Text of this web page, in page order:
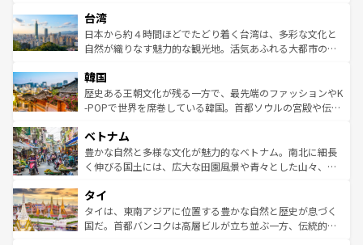
ならではの贅沢な旅のスタイルだ。 なお、新着のアメリカ
情報はコンテンツ一覧を参照してほしい。
れるおもてなしの心で訪れる人々を迎えてくれるハワイの
人々、おいしいローカルフードやハワイアンミュージッ
ク、伝統的なフラダンスなど、すべてがハワイの魅力を彩
ワイを、存分に味わってほしい。 なお、新着のハワイ情報
はコンテンツ一覧を参照してほしい。
リアリーフや大陸中央部にそびえるウルル（エアーズロッ
ク）、タスマニアの美しい原生林やケアンズの熱帯雨林な
ど、見どころがたくさん。また、カフェやワイン、オージ
いる。アクティビティも充実しており、サーフィンやダイ
ビング、ハイキングなど、アウトドア好きにはたまらな
い。オーストラリアの多彩な魅力を存分に味わいつくそ
参照してほしい。
台湾
日本から約４時間ほどでたどり着く台湾は、多彩な文化と
自然が織りなす魅力的な観光地。活気あふれる大都市の台
ン）、静ひつな山岳地帯である台湾東部など、都市の喧騒
と山間の静けさが共存しており、訪れる人に新しい発見と
驚きをもたらしてくれる。また、奥深い台湾の食文化も魅
容にもいいと評判のスイーツなど、バラエティ豊かな料理
が味わえる。 なお、新着の台湾情報は コンテンツ一覧を参
照してほしい。
韓国
歴史ある王朝文化が残る一方で、最先端のファッションやK
-POPで世界を席巻している韓国。首都ソウルの宮殿や伝統
き、地方に足を延ばせば四季折々の自然美を楽しむことが
できる。そして、キムチや焼肉、絶品のストリートフード
まで、さまざまな韓国料理が待っている。夜には、韓国な
リティに包まれながら、韓国の多彩な魅力を心ゆくまで味
わってみてほしい。 なお、新着の韓国情報はコンテンツ一
覧を参照してほしい。
ベトナム
豊かな自然と多様な文化が魅力的なベトナム。南北に細長
く伸びる国土には、広大な田園風景や青々とした山々、世
急速な発展と共に伝統が息づく。ハノイの古い町並みやホ
ーチミン市のフランス統治時代の建物も、独特の雰囲気を
醸し出している。また、バラエティの豊かさとおいしさで
タイ
タイは、東南アジアに位置する豊かな自然と歴史が息づく
国だ。首都バンコクは高層ビルが立ち並ぶ一方、伝統的な